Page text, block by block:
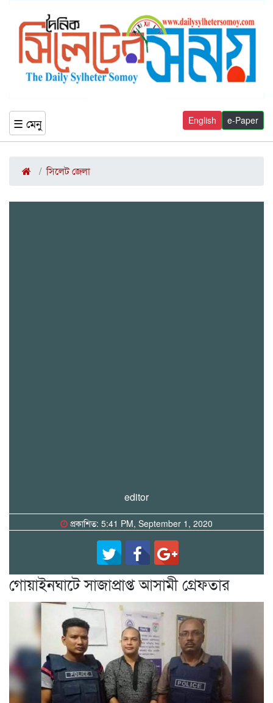
☰ মেনু e-Paper
English
সিলেট জেলা
editor
প্রকাশিত: 5:41 PM, September 1, 2020
গোয়াইনঘাটে সাজাপ্রাপ্ত আসামী গ্রেফতার